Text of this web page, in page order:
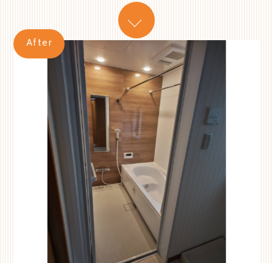
After